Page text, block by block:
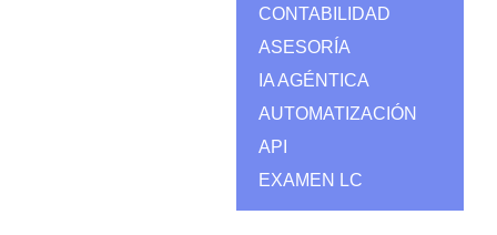
CONTABILIDAD
ASESORÍA
IA AGÉNTICA
AUTOMATIZACIÓN
API
EXAMEN LC